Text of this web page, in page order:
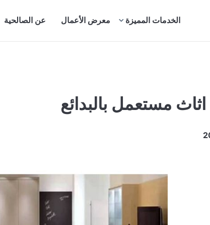
الخدمات المميزة معرض الأعمال عن الصالحية
مستعمل بالبدائع